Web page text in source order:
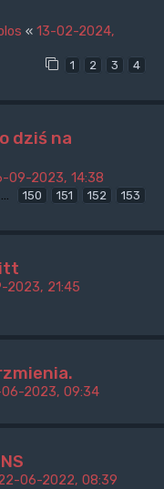
« 13-02-2024,
1 2 3 4
dziś na
09-2023, 14:38
… 150 151 152 153
2023, 21:45
2023, 09:34
06-2022, 08:39